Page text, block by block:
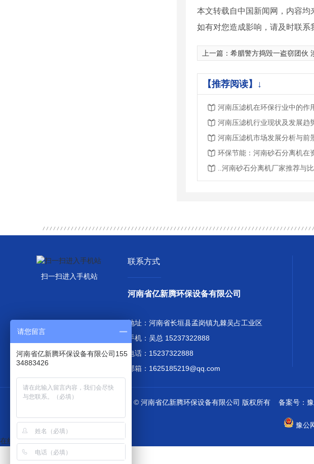
本文转载自中国新闻网，内容均
如有对您造成影响，请及时联系
上一篇： 希腊警方捣毁一盗窃团伙 涉
【推荐阅读】↓
河南压滤机在环保行业中的作
河南压滤机行业现状及发展趋
河南压滤机市场发展分析与前
环保节能：河南砂石分离机在
..河南砂石分离机厂家推荐与
扫一扫进入手机站
联系方式
河南省亿新腾环保设备有限公司
地址：河南省长垣县孟岗镇九棘吴占工业区
手机：吴总 15237322888
电话：15237322888
邮箱：1625185219@qq.com
Copyright © 河南省亿新腾环保设备有限公司 版权所有 备案号：
豫公
在线客服
请您留言
河南省亿新腾环保设备有限公司155
34883426